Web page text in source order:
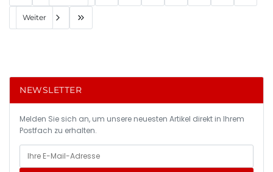
Weiter
NEWSLETTER
Melden Sie sich an, um unsere neuesten Artikel direkt in Ihrem
Postfach zu erhalten.